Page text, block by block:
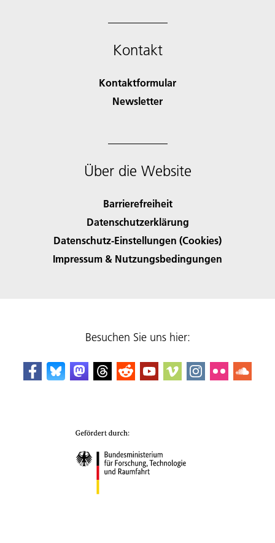
Kontakt
Kontaktformular
Newsletter
Über die Website
Barrierefreiheit
Datenschutzerklärung
Datenschutz-Einstellungen (Cookies)
Impressum & Nutzungsbedingungen
Besuchen Sie uns hier: